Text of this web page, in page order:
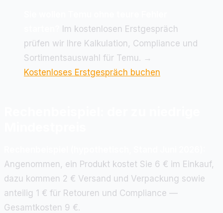
Im kostenlosen Erstgespräch
prüfen wir Ihre Kalkulation, Compliance und
Sortimentsauswahl für Temu. →
Kostenloses Erstgespräch buchen
Angenommen, ein Produkt kostet Sie 6 € im Einkauf,
dazu kommen 2 € Versand und Verpackung sowie
anteilig 1 € für Retouren und Compliance —
Gesamtkosten 9 €.